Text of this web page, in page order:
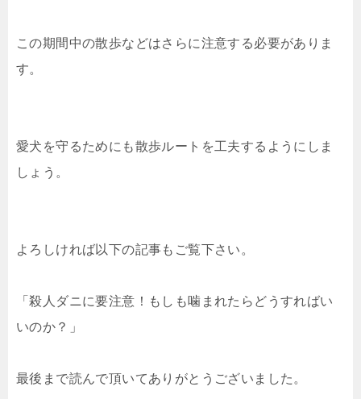
この期間中の散歩などはさらに注意する必要がありま
す。
愛犬を守るためにも散歩ルートを工夫するようにしま
しょう。
よろしければ以下の記事もご覧下さい。
「殺人ダニに要注意！もしも噛まれたらどうすればい
いのか？」
最後まで読んで頂いてありがとうございました。